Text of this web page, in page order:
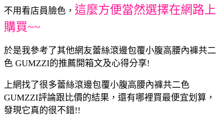
不用看店員臉色， 這麼方便當然選擇在網路上
購買~~
於是我參考了其他網友蕾絲滾邊包覆小腹高腰內褲共二
色 GUMZZI的推薦開箱文及心得分享!
上網找了很多蕾絲滾邊包覆小腹高腰內褲共二色
GUMZZI評論跟比價的結果，還有哪裡買最便宜划算，
發現它真的很不錯!!